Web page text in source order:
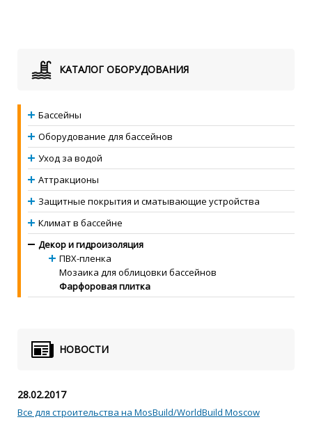
КАТАЛОГ ОБОРУДОВАНИЯ
Бассейны
Оборудование для бассейнов
Уход за водой
Аттракционы
Защитные покрытия и сматывающие устройства
Климат в бассейне
Декор и гидроизоляция
ПВХ-пленка
Мозаика для облицовки бассейнов
Фарфоровая плитка
НОВОСТИ
28.02.2017
Все для строительства на MosBuild/WorldBuild Moscow